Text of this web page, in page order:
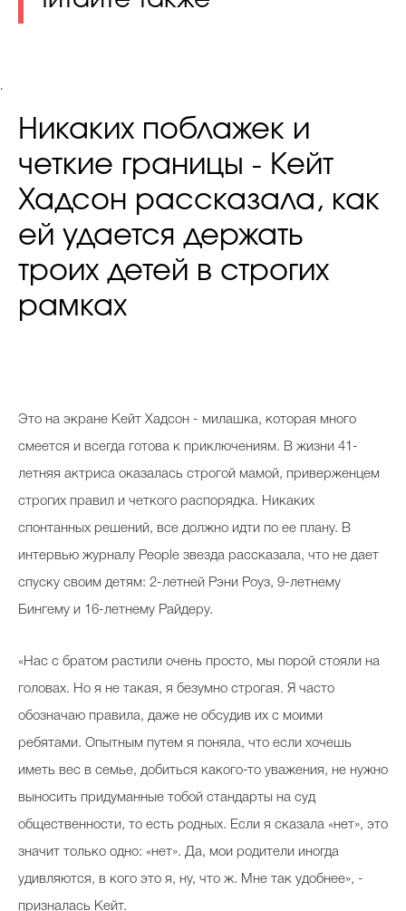
.
Никаких поблажек и
четкие границы - Кейт
Хадсон рассказала, как
ей удается держать
троих детей в строгих
рамках
Это на экране Кейт Хадсон - милашка, которая много
смеется и всегда готова к приключениям. В жизни 41-
летняя актриса оказалась строгой мамой, приверженцем
строгих правил и четкого распорядка. Никаких
спонтанных решений, все должно идти по ее плану. В
интервью журналу People звезда рассказала, что не дает
спуску своим детям: 2-летней Рэни Роуз, 9-летнему
Бингему и 16-летнему Райдеру.
«Нас с братом растили очень просто, мы порой стояли на
головах. Но я не такая, я безумно строгая. Я часто
обозначаю правила, даже не обсудив их с моими
ребятами. Опытным путем я поняла, что если хочешь
иметь вес в семье, добиться какого-то уважения, не нужно
выносить придуманные тобой стандарты на суд
общественности, то есть родных. Если я сказала «нет», это
значит только одно: «нет». Да, мои родители иногда
удивляются, в кого это я, ну, что ж. Мне так удобнее», -
призналась Кейт.